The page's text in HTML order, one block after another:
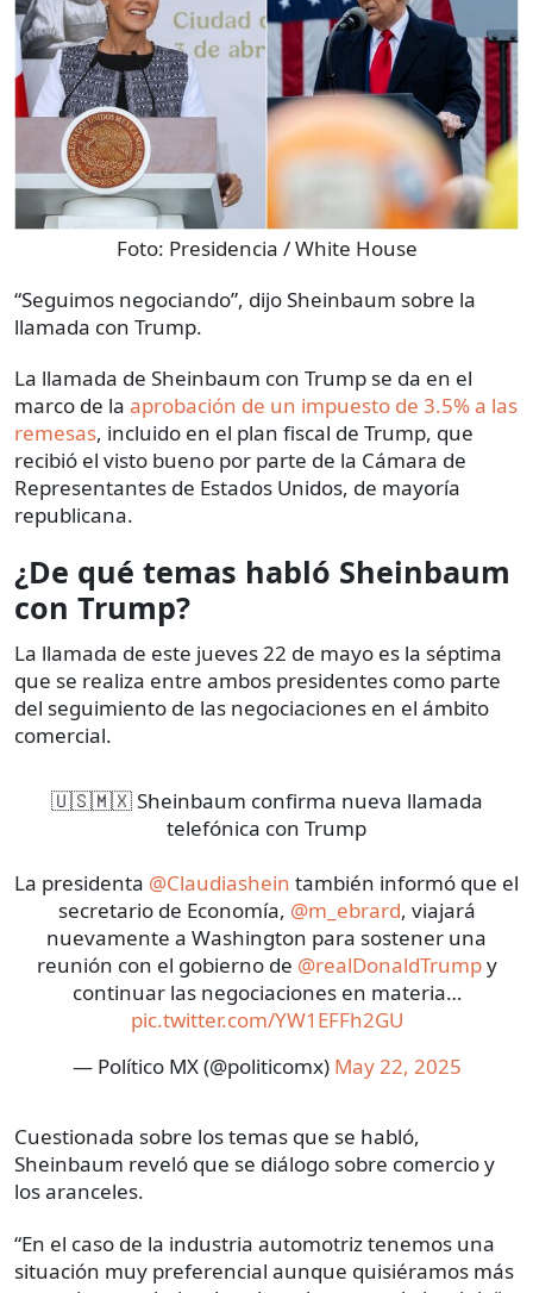
Foto: Presidencia / White House
“Seguimos negociando”, dijo Sheinbaum sobre la
llamada con Trump.
La llamada de Sheinbaum con Trump se da en el
marco de la aprobación de un impuesto de 3.5% a las
remesas, incluido en el plan fiscal de Trump, que
recibió el visto bueno por parte de la Cámara de
Representantes de Estados Unidos, de mayoría
republicana.
¿De qué temas habló Sheinbaum
con Trump?
La llamada de este jueves 22 de mayo es la séptima
que se realiza entre ambos presidentes como parte
del seguimiento de las negociaciones en el ámbito
comercial.
🇺🇸🇲🇽 Sheinbaum confirma nueva llamada
telefónica con Trump
La presidenta @Claudiashein también informó que el
secretario de Economía, @m_ebrard, viajará
nuevamente a Washington para sostener una
reunión con el gobierno de @realDonaldTrumpy
continuar las negociaciones en materia…
pic.twitter.com/YW1EFFh2GU
— Político MX (@politicomx) May 22, 2025
Cuestionada sobre los temas que se habló,
Sheinbaum reveló que se diálogo sobre comercio y
los aranceles.
“En el caso de la industria automotriz tenemos una
situación muy preferencial aunque quisiéramos más